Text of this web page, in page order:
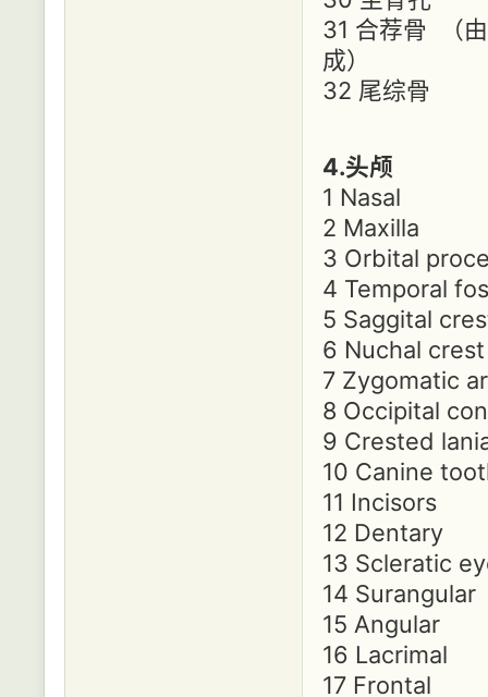
31 合荐骨 （
成）
32 尾综骨
4.头颅
1 Nasal
2 Maxilla
3 Orbital
4 Temporal
5 Saggital
6 Nuchal crest
7 Zygomatic
8 Occipital
9 Crested
10 Canine
11 Incisors
12 Dentary
13 Scleratic
14 Surangular
15 Angular
16 Lacrimal
17 Frontal